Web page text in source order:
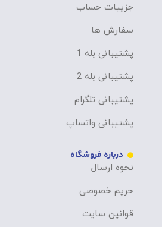
جزییات حساب
سفارش ها
پشتیبانی بله 1
پشتیبانی بله 2
پشتیبانی تلگرام
پشتیبانی واتساپ
درباره فروشگاه
نحوه ارسال
حریم خصوصی
قوانین سایت